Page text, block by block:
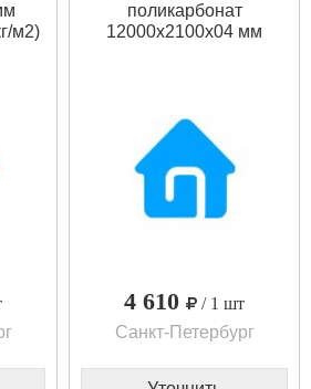
м2)
поликарбонат
12000х2100х04 мм
4 610
/ 1 шт
Санкт-Петербург